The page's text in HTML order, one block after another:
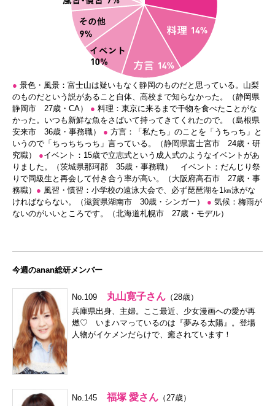
● 景色・風景：富士山は疑いもなく静岡のものだと思っている。山梨
のものだという説があること自体、高校まで知らなかった。（静岡県
静岡市 27歳・CA） ● 料理：東京に来るまで干物を食べたことがな
かった。いつも新鮮な魚をさばいて持ってきてくれたので。（島根県
安来市 36歳・事務職） ● 方言：「私たち」のことを「うちっち」と
いうので「ちっちちっち」言っている。（静岡県富士宮市 24歳・研
究職） ●イベント：15歳で立志式という成人式のようなイベントがあ
りました。（茨城県那珂郡 35歳・事務職） イベント：だんじり祭
りで同級生と再会して付き合う率が高い。（大阪府高石市 27歳・事
務職） ● 風習・慣習：小学校の遠泳大会で、必ず琵琶湖を1㎞泳がな
ければならない。（滋賀県湖南市 30歳・シンガー） ● 気候：梅雨が
ないのがいいところです。（北海道札幌市 27歳・モデル）
今週のanan総研メンバー
No.109 丸山寛子さん （28歳）
兵庫県出身、主婦。ここ最近、少女漫画への愛が再
燃♡ いまハマっているのは『夢みる太陽』。登場
人物がイケメンだらけで、癒されています！
No.145 福塚 愛さん （27歳）